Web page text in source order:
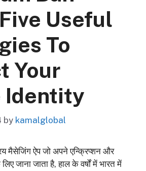
Useful
To
Your
Identity
by kamalglobal
मैसेजिंग ऐप जो अपने एन्क्रिप्शन और
जाना जाता है, हाल के वर्षों में भारत में